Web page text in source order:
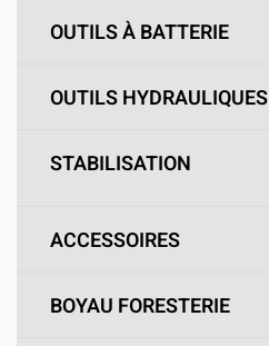
OUTILS À BATTERIE
OUTILS HYDRAULIQUES
STABILISATION
ACCESSOIRES
BOYAU FORESTERIE